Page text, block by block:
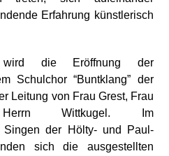
Erfahrung künstlerisch
wird die Eröffnung der
Schulchor “Buntklang” der
Leitung von Frau Grest, Frau
Wittkugel. Im
Singen der Hölty- und Paul-
sich die ausgestellten